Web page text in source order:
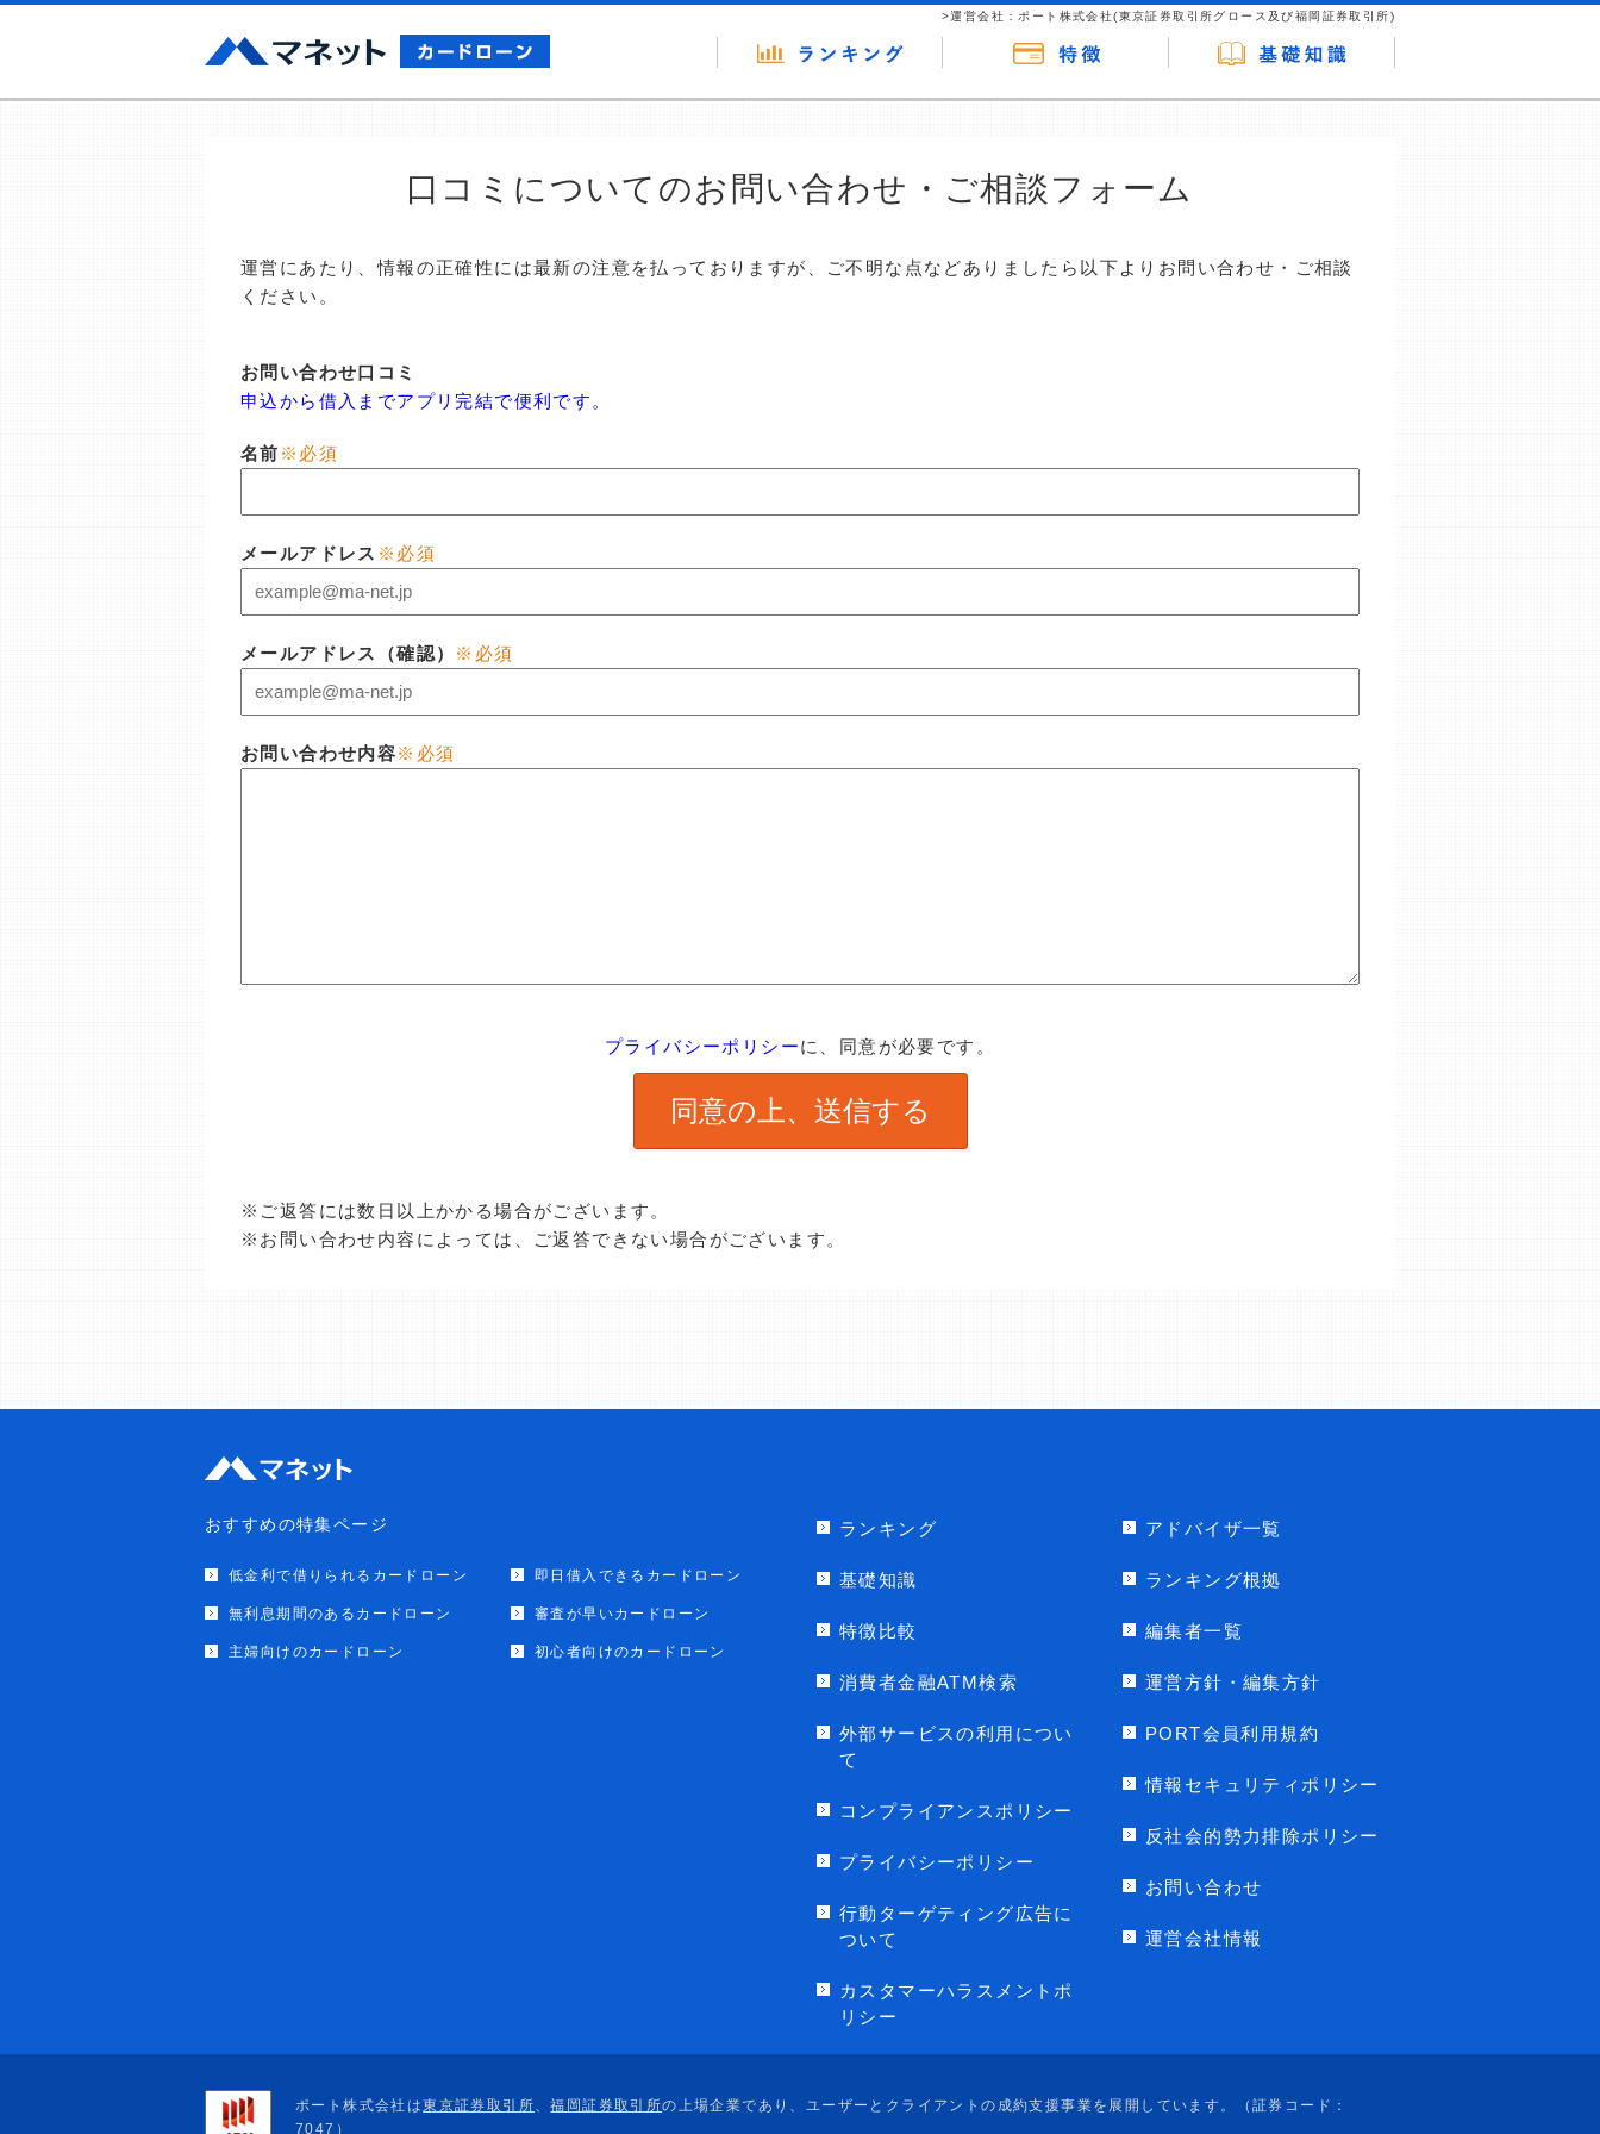
>運営会社：ポート株式会社(東京証券取引所グロース及び福岡証券取引所)
口コミについてのお問い合わせ・ご相談フォーム
運営にあたり、情報の正確性には最新の注意を払っておりますが、ご不明な点などありましたら以下よりお問い合わせ・ご相談
ください。
お問い合わせ口コミ
申込から借入までアプリ完結で便利です。
名前 ※必須
メールアドレス ※必須
メールアドレス（確認） ※必須
お問い合わせ内容※必須
プライバシーポリシーに、同意が必要です。
※ご返答には数日以上かかる場合がございます。
※お問い合わせ内容によっては、ご返答できない場合がございます。
おすすめの特集ページ
低金利で借りられるカードローン 即日借入できるカードローン
無利息期間のあるカードローン 審査が早いカードローン
主婦向けのカードローン 初心者向けのカードローン
ランキング
基礎知識
特徴比較
消費者金融ATM検索
外部サービスの利用につい
て
コンプライアンスポリシー
プライバシーポリシー
行動ターゲティング広告に
ついて
カスタマーハラスメントポ
リシー
アドバイザ一覧
ランキング根拠
編集者一覧
運営方針・編集方針
PORT会員利用規約
情報セキュリティポリシー
反社会的勢力排除ポリシー
お問い合わせ
運営会社情報